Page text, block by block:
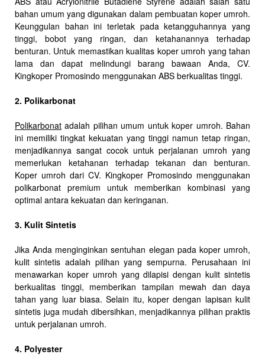
bahan umum yang digunakan dalam pembuatan koper umroh.
Keunggulan bahan ini terletak pada ketangguhannya yang
tinggi, bobot yang ringan, dan ketahanannya terhadap
benturan. Untuk memastikan kualitas koper umroh yang tahan
lama dan dapat melindungi barang bawaan Anda, CV.
Kingkoper Promosindo menggunakan ABS berkualitas tinggi.
2. Polikarbonat
Polikarbonat adalah pilihan umum untuk koper umroh. Bahan
ini memiliki tingkat kekuatan yang tinggi namun tetap ringan,
menjadikannya sangat cocok untuk perjalanan umroh yang
memerlukan ketahanan terhadap tekanan dan benturan.
Koper umroh dari CV. Kingkoper Promosindo menggunakan
polikarbonat premium untuk memberikan kombinasi yang
optimal antara kekuatan dan keringanan.
3. Kulit Sintetis
Jika Anda menginginkan sentuhan elegan pada koper umroh,
kulit sintetis adalah pilihan yang sempurna. Perusahaan ini
menawarkan koper umroh yang dilapisi dengan kulit sintetis
berkualitas tinggi, memberikan tampilan mewah dan daya
tahan yang luar biasa. Selain itu, koper dengan lapisan kulit
sintetis juga mudah dibersihkan, menjadikannya pilihan praktis
untuk perjalanan umroh.
4. Polyester